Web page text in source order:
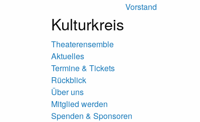
Vorstand
Kulturkreis
Theaterensemble
Aktuelles
Termine & Tickets
Rückblick
Über uns
Mitglied werden
Spenden & Sponsoren